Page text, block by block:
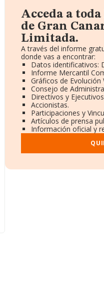
Acceda a
de Gran
Limitada.
A través del informe
donde vas a encontrar:
Datos identificativos:
Informe Mercantil
Gráficos de Evolución
Consejo de
Directivos y
Accionistas.
Participaciones y
Artículos de prensa
Información oficial y